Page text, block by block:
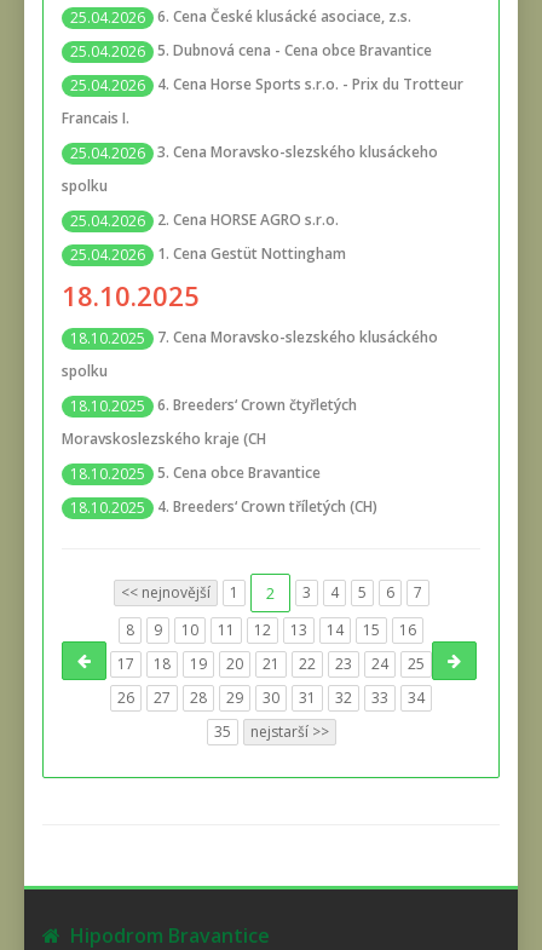
25.04.2026 6. Cena České klusácké asociace, z.s.
25.04.2026 5. Dubnová cena - Cena obce Bravantice
25.04.2026
4. Cena Horse Sports s.r.o. - Prix du Trotteur
Francais I.
25.04.2026 3. Cena Moravsko-slezského klusáckeho
spolku
25.04.2026
2. Cena HORSE AGRO s.r.o.
25.04.2026
1. Cena Gestüt Nottingham
18.10.2025
18.10.2025
7. Cena Moravsko-slezského klusáckého
spolku
18.10.2025
6. Breeders‘ Crown čtyřletých
Moravskoslezského kraje (CH
18.10.2025
5. Cena obce Bravantice
18.10.2025
4. Breeders‘ Crown tříletých (CH)
<< nejnovější 1 2 3 4 5 6
7
8
9 10 11 12 13 14 15
16
17
18 19 20 21 22 23 24
25
26
27 28 29 30 31 32 33
34
35
nejstarší >>
Hipodrom Bravantice